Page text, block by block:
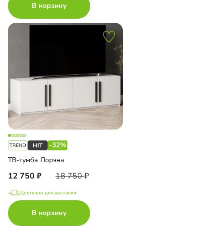
В корзину
-32%
ТВ-тумба Лорэна
12 750 18 750
Доступно для доставки
В корзину